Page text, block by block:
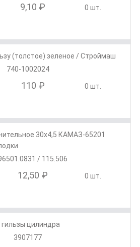
9,10 ₽ 0 шт.
(толстое) зеленое / Строймаш
740-1002024
110 ₽ 0 шт.
30х4,5 КАМАЗ-65201
/ 115.506
12,50 ₽ 0 шт.
гильзы цилиндра
3907177